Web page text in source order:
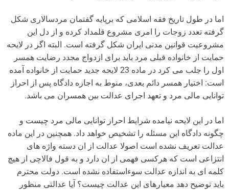
اما در طول تاریخ فقه اسلامی که برپایه گفتمان مردسالاری شکل
گرفته تعدد زوجات را امری مشروع قلمداد کرده و از دل این
مشروعیت قوانین مدنی ایران شکل گرفته است. البته اگر در لایحه
حمایت از خانواده قبلی مرد باید برای ازدواج مجدد رضایت همسر
اول را جلب می کرد در ماده 23 لایحه جدید حمایت از خانواده آمده
است: اختیار همسر دائم بعدی، منوط به اجازه دادگاه پس از احراز
توانایی مالی مرد و تعهد اجرای عدالت بین همسران می باشد.
اما در این لایحه نیامده شرایط احراز توانایی مالی مرد چیست و
چگونه دادگاه این مسئله را تشخیص خواهد داد. همچنین در این ماده
عدالت تعریف نشده است اصولا عدالت از ان دسته واژه های
انتزاعی است که هرکسی فهمی از ان دارد و به قول فالاچی از هیچ
کلمه ای به اندازه عدالت سوءاستفاده نشده است. دولت محترم
باید توضیح دهد معیارهای این عدالت چیست؟ آیا عدالتی منظور